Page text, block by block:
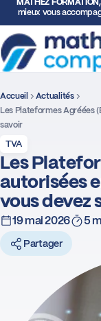
mieux vous
Formations
Expertise TVA et
Facturation
Représentation
Déclarations
Accueil
Actualités
Les Plateformes Agréées
savoir
TVA
Les
autorisées
vous devez
19 mai 2026 5
Partager